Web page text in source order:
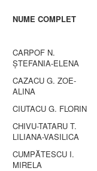
NUME COMPLET
CARPOF N.
ȘTEFANIA-ELENA
CAZACU G. ZOE-
ALINA
CIUTACU G. FLORIN
CHIVU-TATARU T.
LILIANA-VASILICA
CUMPĂTESCU I.
MIRELA